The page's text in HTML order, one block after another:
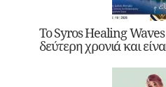
Το Syros Healing
δεύτερη χρονιά και